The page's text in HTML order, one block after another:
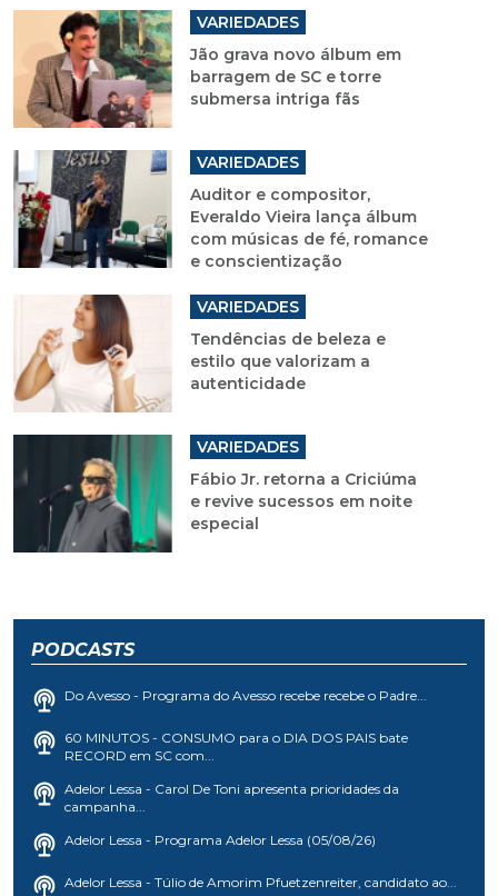
VARIEDADES
Jão grava novo álbum em
barragem de SC e torre
submersa intriga fãs
VARIEDADES
Auditor e compositor,
Everaldo Vieira lança álbum
com músicas de fé, romance
e conscientização
VARIEDADES
Tendências de beleza e
estilo que valorizam a
autenticidade
VARIEDADES
Fábio Jr. retorna a Criciúma
e revive sucessos em noite
especial
PODCASTS
Do Avesso - Programa do Avesso recebe recebe o Padre...
60 MINUTOS - CONSUMO para o DIA DOS PAIS bate
RECORD em SC com...
Adelor Lessa - Carol De Toni apresenta prioridades da
campanha...
Adelor Lessa - Programa Adelor Lessa (05/08/26)
Adelor Lessa - Túlio de Amorim Pfuetzenreiter, candidato ao...